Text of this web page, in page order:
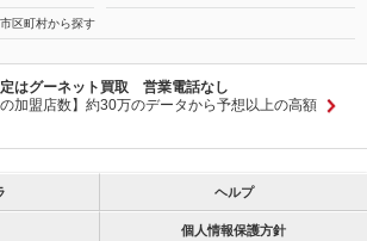
区町村から探す
はグーネット買取 営業電話なし
の加盟店数】約30万のデータから予想以上の高額
ヘルプ
個人情報保護方針